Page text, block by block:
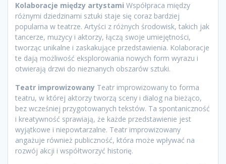
Kolaboracje między artystami Współpraca między
różnymi dziedzinami sztuki staje się coraz bardziej
popularna w teatrze. Artyści z różnych środowisk, takich jak
tancerze, muzycy i aktorzy, łączą swoje umiejętności,
tworząc unikalne i zaskakujące przedstawienia. Kolaboracje
te dają możliwość eksplorowania nowych form wyrazu i
otwierają drzwi do nieznanych obszarów sztuki.
Teatr improwizowany Teatr improwizowany to forma
teatru, w której aktorzy tworzą sceny i dialog na bieżąco,
bez wcześniej przygotowanych tekstów. Ta spontaniczność
i kreatywność sprawiają, że każde przedstawienie jest
wyjątkowe i niepowtarzalne. Teatr improwizowany
angażuje również publiczność, która może wpływać na
rozwój akcji i współtworzyć historię.